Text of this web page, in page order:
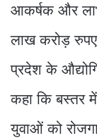
आकर्षक और
लाख करोड़
प्रदेश के
कहा कि बस्तर
युवाओं को